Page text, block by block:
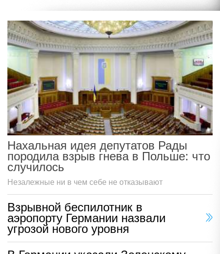
Нахальная идея депутатов Рады
породила взрыв гнева в Польше: что
случилось
Незалежные ни в чем себе не отказывают
Взрывной беспилотник в
аэропорту Германии назвали
угрозой нового уровня